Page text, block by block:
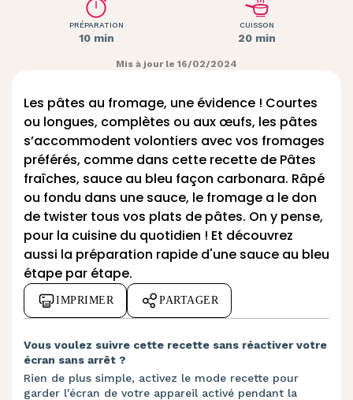
PRÉPARATION
10 min
CUISSON
20 min
Mis à jour le 16/02/2024
Les pâtes au fromage, une évidence ! Courtes
ou longues, complètes ou aux œufs, les pâtes
s’accommodent volontiers avec vos fromages
préférés, comme dans cette recette de Pâtes
fraîches, sauce au bleu façon carbonara. Râpé
ou fondu dans une sauce, le fromage a le don
de twister tous vos plats de pâtes. On y pense,
pour la cuisine du quotidien ! Et découvrez
aussi la préparation rapide d'une sauce au bleu
étape par étape.
IMPRIMER PARTAGER
Vous voulez suivre cette recette sans réactiver votre
écran sans arrêt ?
Rien de plus simple, activez le mode recette pour
garder l'écran de votre appareil activé pendant la